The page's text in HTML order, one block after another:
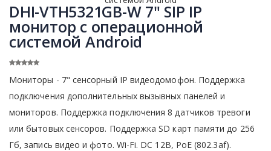
DHI-VTH5321GB-W 7" SIP IP
монитор с операционной
системой Android
Мониторы - 7" сенсорный IP видеодомофон. Поддержка
подключения дополнительных вызывных панелей и
мониторов. Поддержка подключения 8 датчиков тревоги
или бытовых сенсоров. Поддержка SD карт памяти до 256
Гб, запись видео и фото. Wi-Fi. DC 12В, PoE (802.3af).